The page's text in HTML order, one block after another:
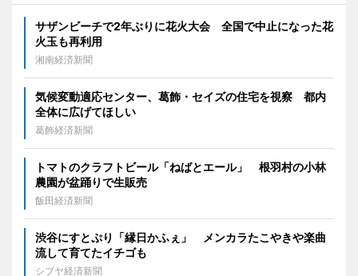
サザンビーチで2年ぶりに花火大会 全国で中止になった花
火玉も再利用
湘南経済新聞
気候変動適応センター、葛飾・セイズの住宅を視察 都内
全体に広げてほしい
葛飾経済新聞
トマトのクラフトビール「ねばとエール」 根羽村の小林
農園が盆踊りで生販売
飯田経済新聞
渋谷にすとぷり「縁日かふぇ」 メンカラたこやきや楽曲
流して育てたイチゴも
シブヤ経済新聞